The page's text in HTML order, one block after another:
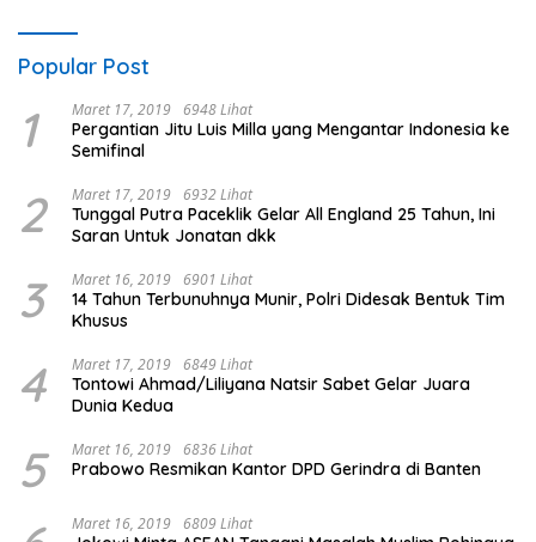
Popular Post
1 Maret 17, 2019 6948 Lihat
Pergantian Jitu Luis Milla yang Mengantar Indonesia ke
Semifinal
2 Maret 17, 2019 6932 Lihat
Tunggal Putra Paceklik Gelar All England 25 Tahun, Ini
Saran Untuk Jonatan dkk
3 Maret 16, 2019 6901 Lihat
14 Tahun Terbunuhnya Munir, Polri Didesak Bentuk Tim
Khusus
4 Maret 17, 2019 6849 Lihat
Tontowi Ahmad/Liliyana Natsir Sabet Gelar Juara
Dunia Kedua
5 Maret 16, 2019 6836 Lihat
Prabowo Resmikan Kantor DPD Gerindra di Banten
Maret 16, 2019 6809 Lihat